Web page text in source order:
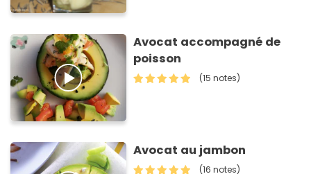
Avocat accompagné de
poisson
(15 notes)
Avocat au jambon
(16 notes)